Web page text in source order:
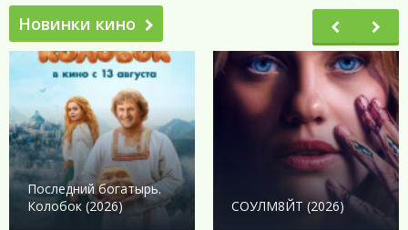
Новинки кино
Последний богатырь.
Колобок (2026)
СОУЛМ8ЙТ (2026)